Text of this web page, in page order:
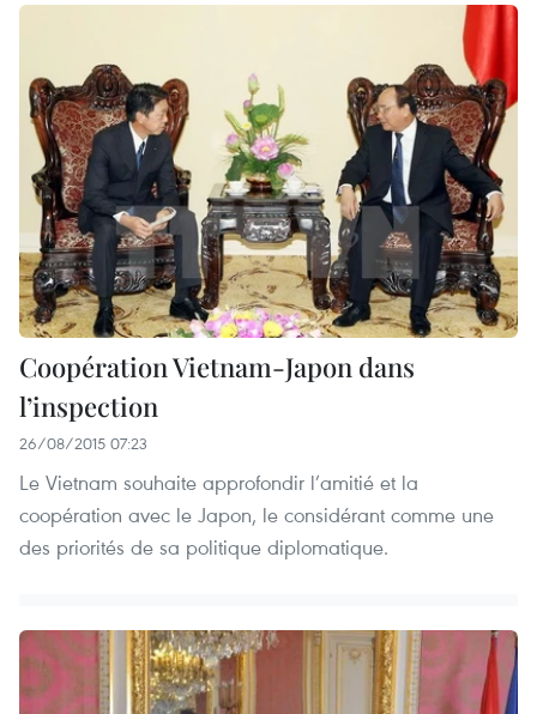
Coopération Vietnam-Japon dans
l’inspection
26/08/2015 07:23
Le Vietnam souhaite approfondir l’amitié et la
coopération avec le Japon, le considérant comme une
des priorités de sa politique diplomatique.